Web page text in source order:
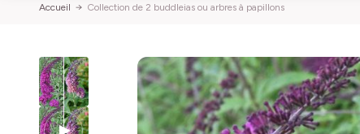
Accueil Collection de 2 buddleias ou arbres à papillons